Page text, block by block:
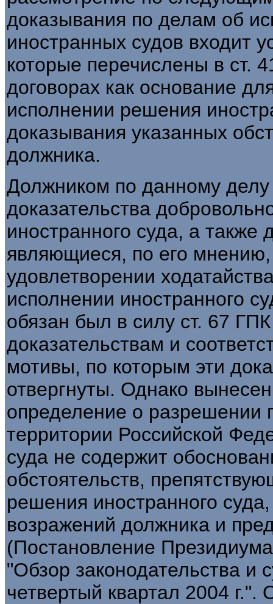
доказывания по делам об
иностранных судов входит
которые перечислены в
договорах как основание
исполнении решения
доказывания указанных
должника.
Должником по данному
доказательства
иностранного суда, а также
являющиеся, по его мнению,
удовлетворении
исполнении иностранного
обязан был в силу ст. 67
доказательствам и
мотивы, по которым эти
отвергнуты. Однако
определение о разрешении
территории Российской
суда не содержит
обстоятельств,
решения иностранного
возражений должника и
(Постановление
"Обзор законодательства и
четвертый квартал 2004